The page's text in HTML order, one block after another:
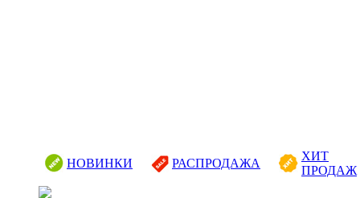
НОВИНКИ РАСПРОДАЖА
ХИТ
ПРОДАЖ